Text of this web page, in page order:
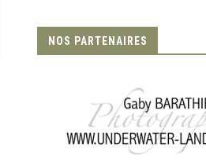
NOS PARTENAIRES